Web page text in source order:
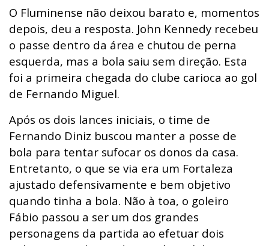
O Fluminense não deixou barato e, momentos
depois, deu a resposta. John Kennedy recebeu
o passe dentro da área e chutou de perna
esquerda, mas a bola saiu sem direção. Esta
foi a primeira chegada do clube carioca ao gol
de Fernando Miguel.
Após os dois lances iniciais, o time de
Fernando Diniz buscou manter a posse de
bola para tentar sufocar os donos da casa.
Entretanto, o que se via era um Fortaleza
ajustado defensivamente e bem objetivo
quando tinha a bola. Não à toa, o goleiro
Fábio passou a ser um dos grandes
personagens da partida ao efetuar dois